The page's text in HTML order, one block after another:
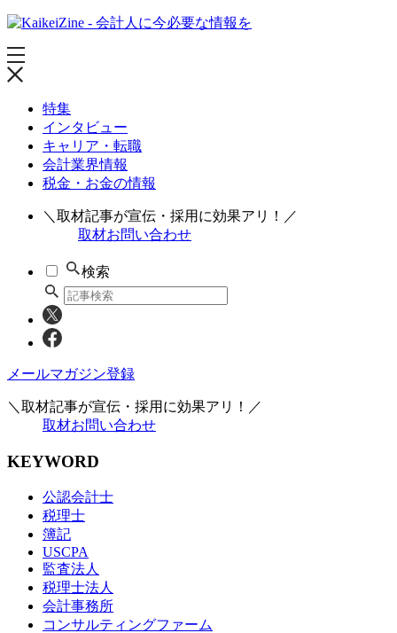
特集
インタビュー
キャリア・転職
会計業界情報
税金・お金の情報
＼取材記事が宣伝・採用に効果アリ！／
取材お問い合わせ
検索
メールマガジン登録
＼取材記事が宣伝・採用に効果アリ！／
取材お問い合わせ
KEYWORD
公認会計士
税理士
簿記
USCPA
監査法人
税理士法人
会計事務所
コンサルティングファーム